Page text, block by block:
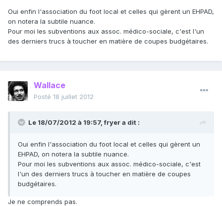
Oui enfin l'association du foot local et celles qui gèrent un EHPAD,
on notera la subtile nuance.
Pour moi les subventions aux assoc. médico-sociale, c'est l'un
des derniers trucs à toucher en matière de coupes budgétaires.
Wallace
Posté 18 juillet 2012
Le 18/07/2012 à 19:57, fryer a dit :
Oui enfin l'association du foot local et celles qui gèrent un
EHPAD, on notera la subtile nuance.
Pour moi les subventions aux assoc. médico-sociale, c'est
l'un des derniers trucs à toucher en matière de coupes
budgétaires.
Je ne comprends pas.